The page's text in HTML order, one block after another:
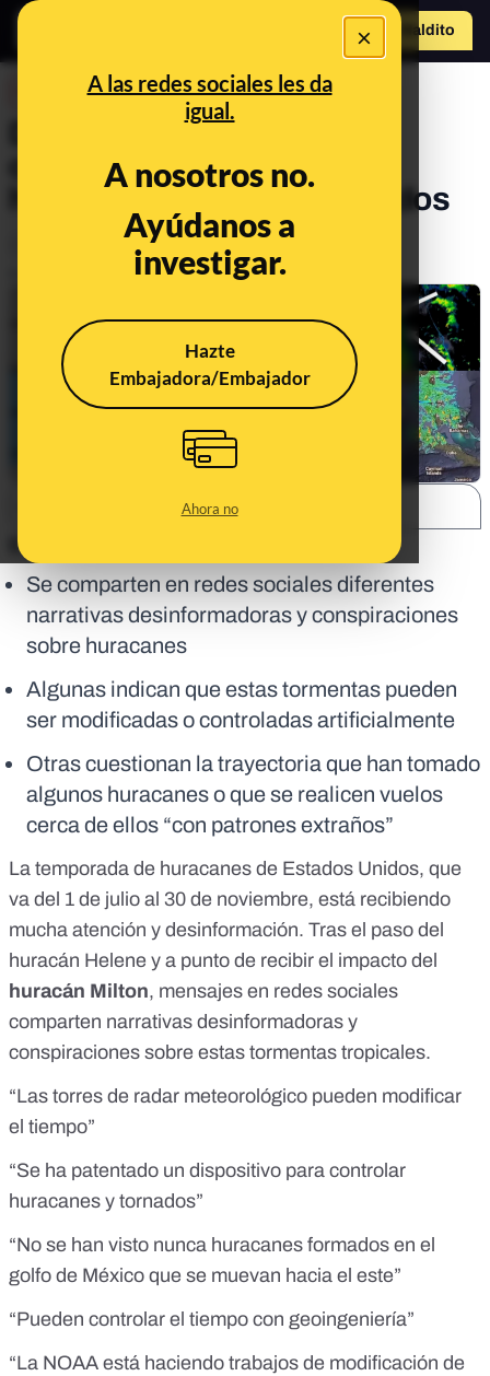
×
A las redes sociales les da
igual.
A nosotros no.
Ayúdanos a
investigar.
Hazte
Embajadora/Embajador
Ahora no
Hazte Maldito
Desinformaciones y
conspiraciones sobre
huracanes en Estados Unidos
Oct 10, 2024, 11:52:50 AM
En corto:
Se comparten en redes sociales diferentes
narrativas desinformadoras y conspiraciones
sobre huracanes
Algunas indican que estas tormentas pueden
ser modificadas o controladas artificialmente
Otras cuestionan la trayectoria que han tomado
algunos huracanes o que se realicen vuelos
cerca de ellos “con patrones extraños”
La temporada de huracanes de Estados Unidos, que
va del 1 de julio al 30 de noviembre, está recibiendo
mucha atención y desinformación. Tras el paso del
huracán Helene y a punto de recibir el impacto del
huracán Milton, mensajes en redes sociales
comparten narrativas desinformadoras y
conspiraciones sobre estas tormentas tropicales.
“Las torres de radar meteorológico pueden modificar
el tiempo”
“Se ha patentado un dispositivo para controlar
huracanes y tornados”
“No se han visto nunca huracanes formados en el
golfo de México que se muevan hacia el este”
“Pueden controlar el tiempo con geoingeniería”
“La NOAA está haciendo trabajos de modificación de